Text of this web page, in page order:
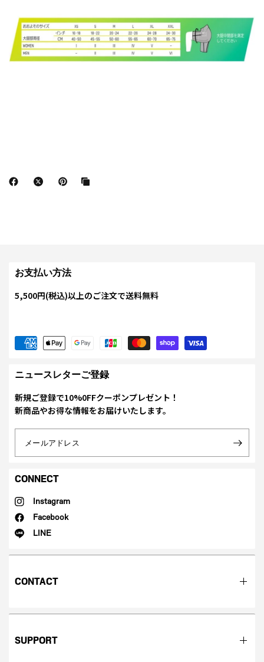
お支払い方法
5,500円(税込)以上のご注文で送料無料
ニュースレターご登録
新規ご登録で10%0FFクーポンプレゼント！
新商品やお得な情報をお届けいたします。
メールアドレス
CONNECT
Instagram
Facebook
LINE
CONTACT
SUPPORT